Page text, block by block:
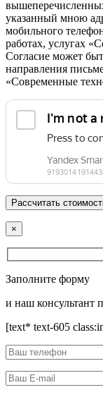
указанный мною
мобильного
работах, услугах
Согласие может
направления
«Современные
×
Заполните форму
и наш консультант
[text* text-605